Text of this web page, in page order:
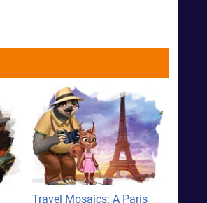
Travel Mosaics: A Paris